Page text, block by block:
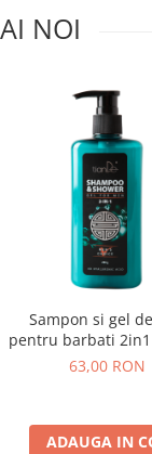
NOI
Sampon si gel
pentru barbati
280 g
63,00 RON
ADAUGA IN